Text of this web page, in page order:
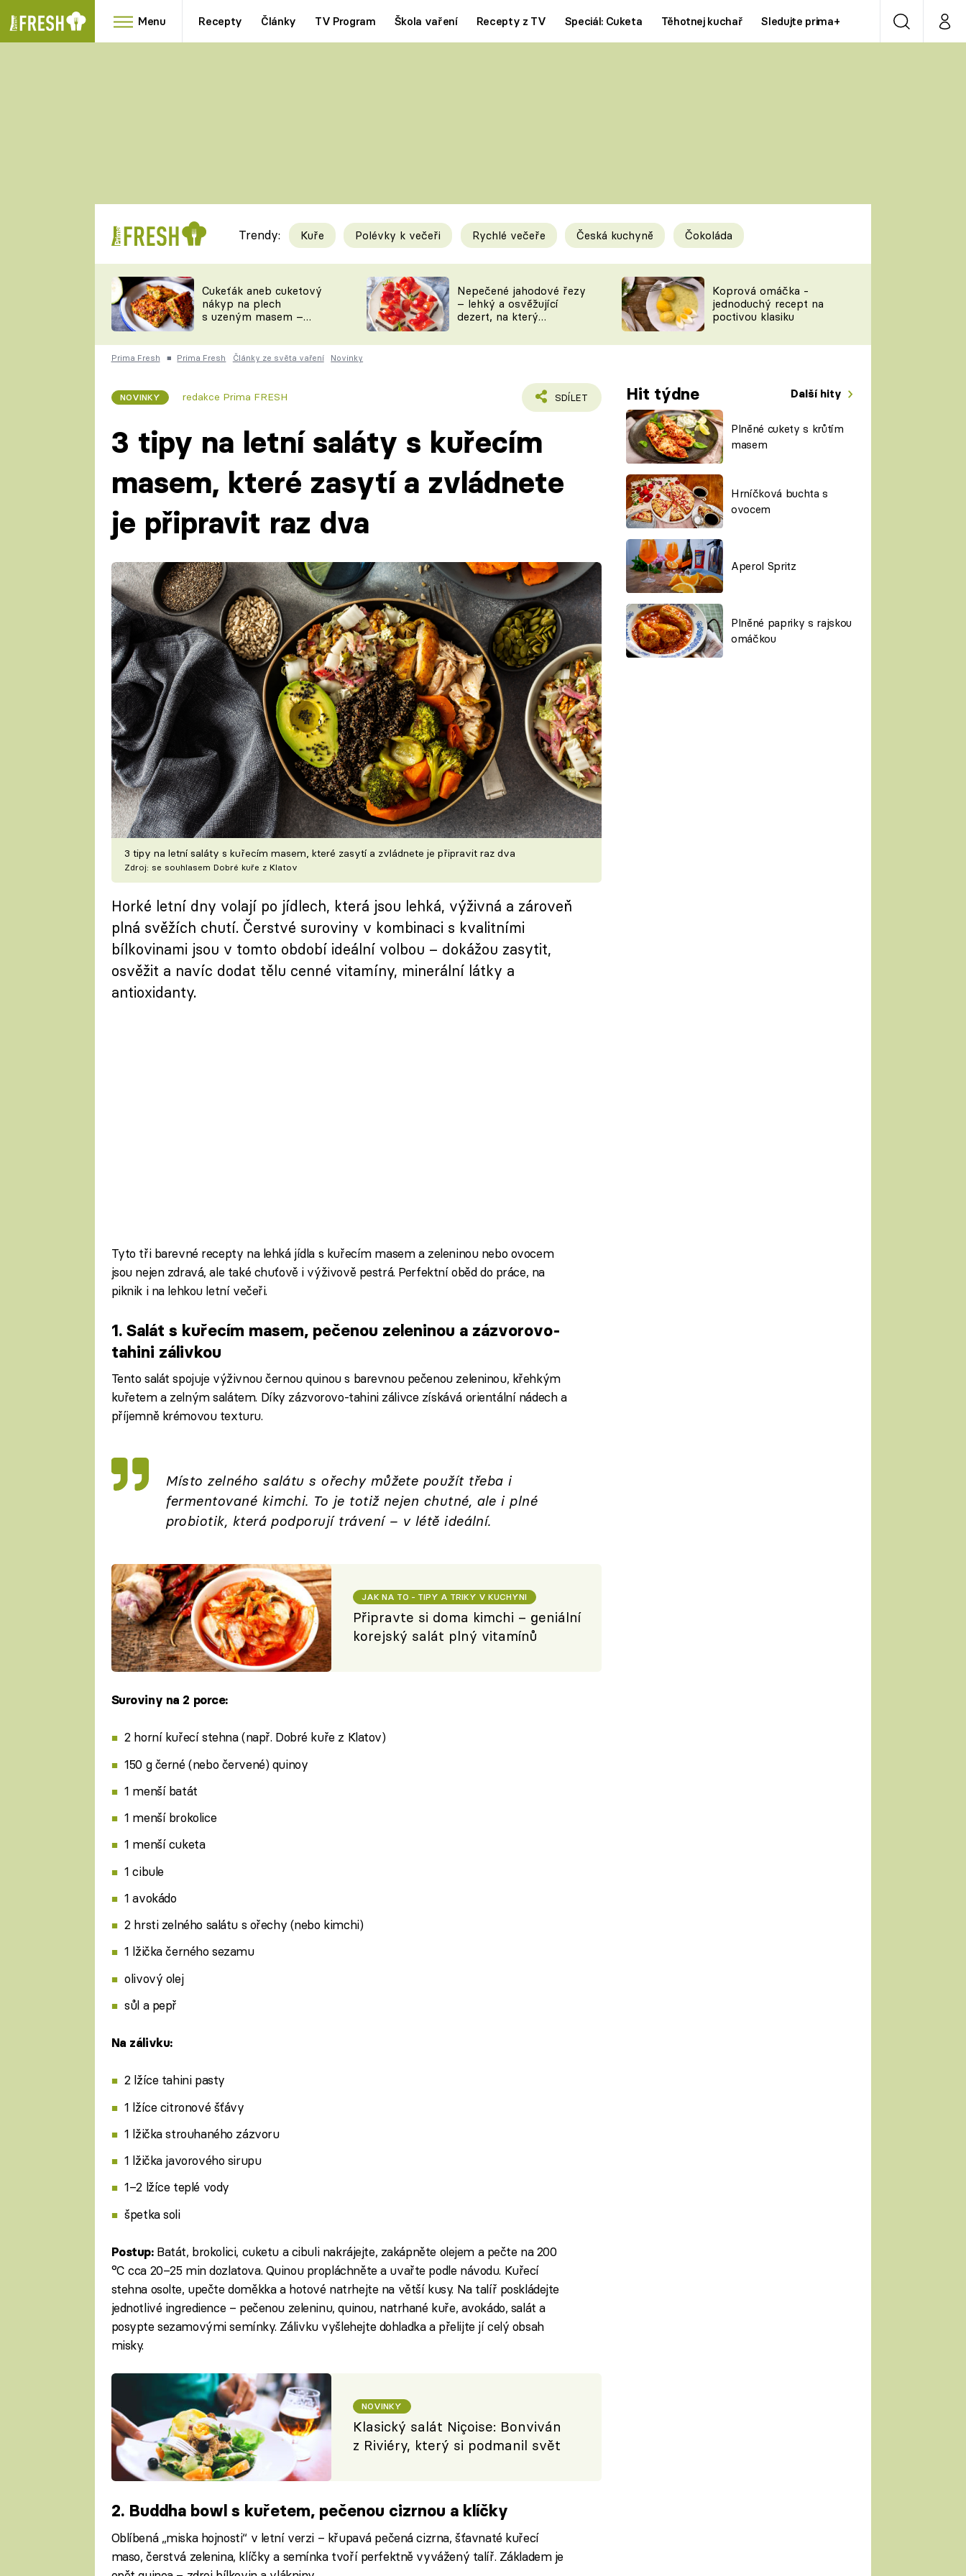
Menu Recepty Články TV Program Škola vaření Recepty z TV Speciál: Cuketa Těhotnej kuchař Sledujte prima+ VyhledáváníMůj
RYCHLOVKY
Videorecepty
TEĎ VAŘÍ ŠÉF!
ČESKO NA TALÍŘI
KUCHAŘKA
Tipy a triky
KAM ZA JÍDLEM
VYCHYTÁVKY
Novinky
ŠÉFREDAKTORKY
ČASOPIS
Prima LAJK
Sledujte nás
Trendy: Kuře Polévky k večeři Rychlé večeře Česká kuchyně Čokoláda
Cukeťák aneb cuketový
nákyp na plech
s uzeným masem –
zpracovat přerostlé
cukety
Nepečené jahodové řezy
– lehký a osvěžující
dezert, na který
Koprová omáčka -
jednoduchý recept na
poctivou klasiku
Prima Fresh ■ Prima Fresh Články ze světa vaření Novinky
NOVINKY redakce Prima FRESH SDÍLET Hit týdne Další hity
Plněné cukety s krůtím
masem
Hrníčková buchta s
ovocem
Aperol Spritz
Plněné papriky s rajskou
omáčkou
3 tipy na letní saláty s kuřecím
masem, které zasytí a zvládnete
je připravit raz dva
3 tipy na letní saláty s kuřecím masem, které zasytí a zvládnete je připravit raz dva
Zdroj: se souhlasem Dobré kuře z Klatov
Horké letní dny volají po jídlech, která jsou lehká, výživná a zároveň
plná svěžích chutí. Čerstvé suroviny v kombinaci s kvalitními
bílkovinami jsou v tomto období ideální volbou – dokážou zasytit,
osvěžit a navíc dodat tělu cenné vitamíny, minerální látky a
antioxidanty.
Tyto tři barevné recepty na lehká jídla s kuřecím masem a zeleninou nebo ovocem
jsou nejen zdravá, ale také chuťově i výživově pestrá. Perfektní oběd do práce, na
piknik i na lehkou letní večeři.
1. Salát s kuřecím masem, pečenou zeleninou a zázvorovo-
tahini zálivkou
Tento salát spojuje výživnou černou quinou s barevnou pečenou zeleninou, křehkým
kuřetem a zelným salátem. Díky zázvorovo-tahini zálivce získává orientální nádech a
příjemně krémovou texturu.
Místo zelného salátu s ořechy můžete použít třeba i
fermentované kimchi. To je totiž nejen chutné, ale i plné
probiotik, která podporují trávení – v létě ideální.
JAK NA TO - TIPY A TRIKY V KUCHYNI
Připravte si doma kimchi – geniální
korejský salát plný vitamínů
Suroviny na 2 porce:
2 horní kuřecí stehna (např. Dobré kuře z Klatov)
150 g černé (nebo červené) quinoy
1 menší batát
1 menší brokolice
1 menší cuketa
1 cibule
1 avokádo
2 hrsti zelného salátu s ořechy (nebo kimchi)
1 lžička černého sezamu
olivový olej
sůl a pepř
Na zálivku:
2 lžíce tahini pasty
1 lžíce citronové šťávy
1 lžička strouhaného zázvoru
1 lžička javorového sirupu
1–2 lžíce teplé vody
špetka soli
Postup:Batát, brokolici, cuketu a cibuli nakrájejte, zakápněte olejem a pečte na 200
°C cca 20–25 min dozlatova. Quinou propláchněte a uvařte podle návodu. Kuřecí
stehna osolte, upečte doměkka a hotové natrhejte na větší kusy. Na talíř poskládejte
jednotlivé ingredience – pečenou zeleninu, quinou, natrhané kuře, avokádo, salát a
posypte sezamovými semínky. Zálivku vyšlehejte dohladka a přelijte jí celý obsah
misky.
NOVINKY
Klasický salát Niçoise: Bonviván
z Riviéry, který si podmanil svět
2. Buddha bowl s kuřetem, pečenou cizrnou a klíčky
Oblíbená „miska hojnosti“ v letní verzi – křupavá pečená cizrna, šťavnaté kuřecí
maso, čerstvá zelenina, klíčky a semínka tvoří perfektně vyvážený talíř. Základem je